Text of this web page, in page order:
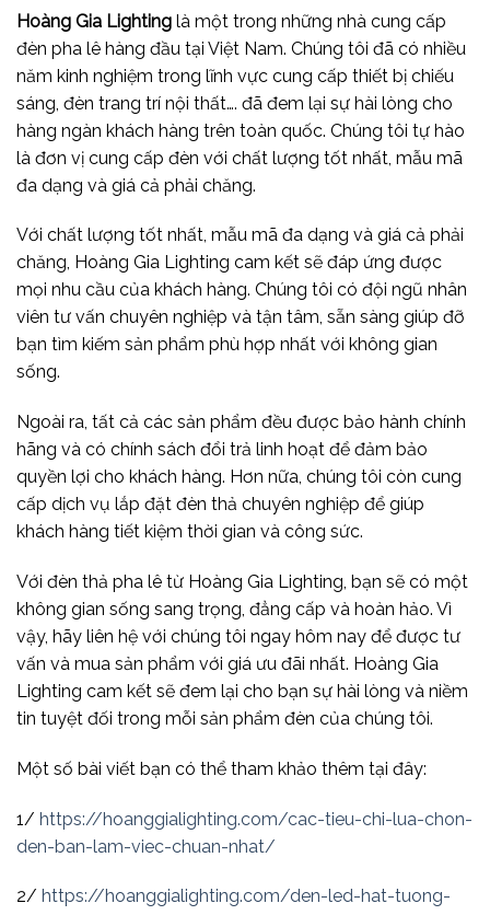
Hoàng Gia Lighting là một trong những nhà cung cấp
đèn pha lê hàng đầu tại Việt Nam. Chúng tôi đã có nhiều
năm kinh nghiệm trong lĩnh vực cung cấp thiết bị chiếu
sáng, đèn trang trí nội thất…. đã đem lại sự hài lòng cho
hàng ngàn khách hàng trên toàn quốc. Chúng tôi tự hào
là đơn vị cung cấp đèn với chất lượng tốt nhất, mẫu mã
đa dạng và giá cả phải chăng.
Với chất lượng tốt nhất, mẫu mã đa dạng và giá cả phải
chăng, Hoàng Gia Lighting cam kết sẽ đáp ứng được
mọi nhu cầu của khách hàng. Chúng tôi có đội ngũ nhân
viên tư vấn chuyên nghiệp và tận tâm, sẵn sàng giúp đỡ
bạn tìm kiếm sản phẩm phù hợp nhất với không gian
sống.
Ngoài ra, tất cả các sản phẩm đều được bảo hành chính
hãng và có chính sách đổi trả linh hoạt để đảm bảo
quyền lợi cho khách hàng. Hơn nữa, chúng tôi còn cung
cấp dịch vụ lắp đặt đèn thả chuyên nghiệp để giúp
khách hàng tiết kiệm thời gian và công sức.
Với đèn thả pha lê từ Hoàng Gia Lighting, bạn sẽ có một
không gian sống sang trọng, đẳng cấp và hoàn hảo. Vì
vậy, hãy liên hệ với chúng tôi ngay hôm nay để được tư
vấn và mua sản phẩm với giá ưu đãi nhất. Hoàng Gia
Lighting cam kết sẽ đem lại cho bạn sự hài lòng và niềm
tin tuyệt đối trong mỗi sản phẩm đèn của chúng tôi.
Một số bài viết bạn có thể tham khảo thêm tại đây:
1/ https://hoanggialighting.com/cac-tieu-chi-lua-chon-
den-ban-lam-viec-chuan-nhat/
2/ https://hoanggialighting.com/den-led-hat-tuong-